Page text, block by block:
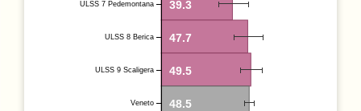
39.3
47.7
49.5
48.5
ULSS 7 Pedemontana
ULSS 8 Berica
ULSS 9 Scaligera
Veneto